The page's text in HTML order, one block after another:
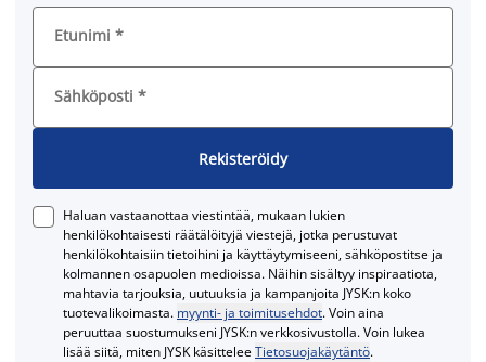
Etunimi *
Sähköposti *
Rekisteröidy
Haluan vastaanottaa viestintää, mukaan lukien
henkilökohtaisesti räätälöityjä viestejä, jotka perustuvat
henkilökohtaisiin tietoihini ja käyttäytymiseeni, sähköpostitse ja
kolmannen osapuolen medioissa. Näihin sisältyy inspiraatiota,
mahtavia tarjouksia, uutuuksia ja kampanjoita JYSK:n koko
tuotevalikoimasta. myynti- ja toimitusehdot. Voin aina
peruuttaa suostumukseni JYSK:n verkkosivustolla. Voin lukea
lisää siitä, miten JYSK käsitteleeTietosuojakäytäntö.